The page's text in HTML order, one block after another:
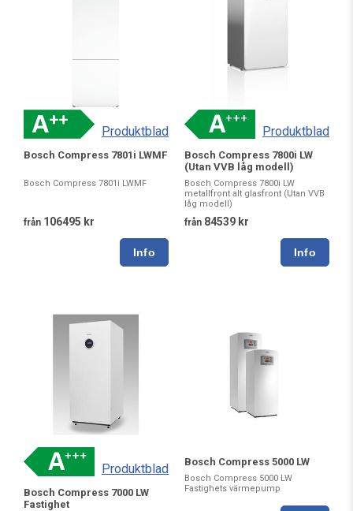
Produktblad
Bosch Compress 7801i LWMF
Bosch Compress 7801i LWMF
från 106495 kr
Produktblad
Bosch Compress 7800i LW
(Utan VVB låg modell)
Bosch Compress 7800i LW
metallfront alt glasfront (Utan VVB
låg modell)
från 84539 kr
Produktblad
Bosch Compress 7000 LW
Fastighet
Bosch Compress 5000 LW
Bosch Compress 5000 LW
Fastighets värmepump